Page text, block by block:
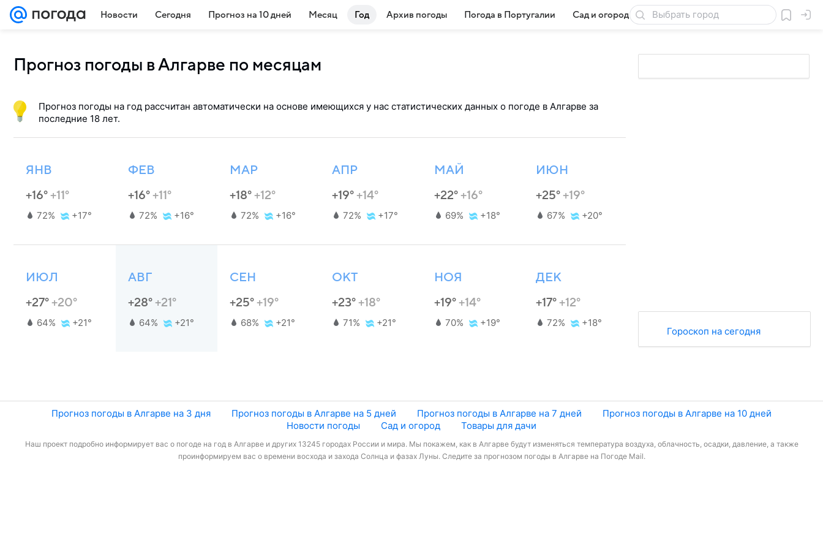
Новости Сегодня Прогноз на 10 дней Месяц Год Архив погоды Погода в Португалии Сад и огород Товары для дачи
Прогноз погоды в Алгарве по месяцам
Гороскоп на сегодня
Прогноз погоды на год рассчитан автоматически на основе имеющихся у нас статистических данных о погоде в Алгарве за
последние 18 лет.
ЯНВ
+16°+11°
72% +17°
ФЕВ
+16°+11°
72% +16°
МАР
+18°+12°
72% +16°
АПР
+19°+14°
72% +17°
МАЙ
+22°+16°
69% +18°
ИЮН
+25°+19°
67% +20°
ИЮЛ
+27°+20°
64% +21°
АВГ
+28°+21°
64% +21°
СЕН
+25°+19°
68% +21°
ОКТ
+23°+18°
71% +21°
НОЯ
+19°+14°
70% +19°
ДЕК
+17°+12°
72% +18°
Прогноз погоды в Алгарве на 3 дня Прогноз погоды в Алгарве на 5 дней Прогноз погоды в Алгарве на 7 дней
Прогноз погоды в Алгарве на 10 дней
Новости погоды
Сад и огород Товары для дачи
Наш проект подробно информирует вас о погоде на год в Алгарве и других 13245 городах России и мира. Мы покажем, как в Алгарве будут изменяться температура воздуха, облачность, осадки, давление, а также
проинформируем вас о времени восхода и захода Солнца и фазах Луны. Следите за прогнозом погоды в Алгарве на Погоде Mail.